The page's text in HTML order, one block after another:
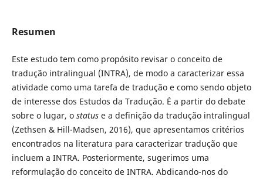
Resumen
Este estudo tem como propósito revisar o conceito de
tradução intralingual (INTRA), de modo a caracterizar essa
atividade como uma tarefa de tradução e como sendo objeto
de interesse dos Estudos da Tradução. É a partir do debate
sobre o lugar, o statuse a definição da tradução intralingual
(Zethsen & Hill-Madsen, 2016), que apresentamos critérios
encontrados na literatura para caracterizar tradução que
incluem a INTRA. Posteriormente, sugerimos uma
reformulação do conceito de INTRA. Abdicando-nos do